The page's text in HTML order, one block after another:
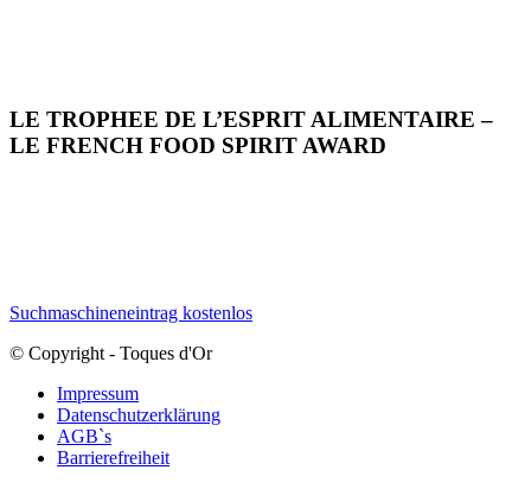
LE TROPHEE DE L’ESPRIT ALIMENTAIRE –
LE FRENCH FOOD SPIRIT AWARD
Suchmaschineneintrag kostenlos
© Copyright - Toques d'Or
Impressum
Datenschutzerklärung
AGB`s
Barrierefreiheit